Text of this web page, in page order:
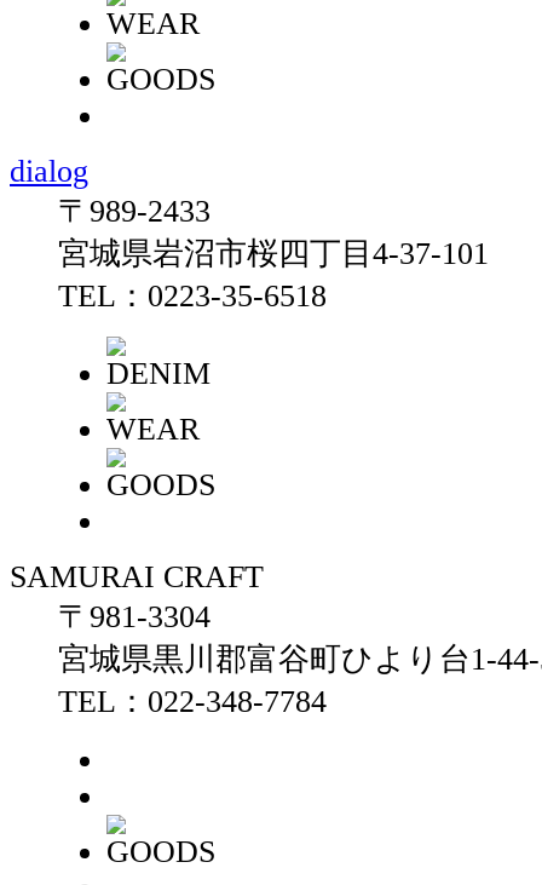
dialog
〒989-2433
宮城県岩沼市桜四丁目4-37-101
TEL：0223-35-6518
SAMURAI CRAFT
〒981-3304
宮城県黒川郡富谷町ひより台1-
TEL：022-348-7784